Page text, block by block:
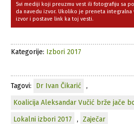
Svi mediji koji preuzmu vest ili fotografiju sa
da navedu izvor. Ukoliko je preneta integralna
izvor i postave link ka toj vesti.
Kategorije: Izbori 2017
Tagovi: Dr Ivan Čikarić
,
Koalicija Aleksandar Vučić brže jače
Lokalni izbori 2017
, Zaječar